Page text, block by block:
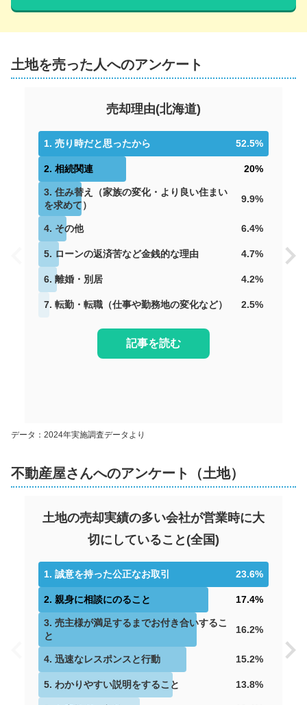
土地を売った人へのアンケート
売却理由(北海道)
1. 売り時だと思ったから 52.5%
2. 相続関連 20%
3. 住み替え（家族の変化・より良い住まい
を求めて）
9.9%
4. その他 6.4%
5. ローンの返済苦など金銭的な理由 4.7%
6. 離婚・別居 4.2%
7. 転勤・転職（仕事や勤務地の変化など） 2.5%
記事を読む
データ：2024年実施調査データより
不動産屋さんへのアンケート（土地）
土地の売却実績の多い会社が営業時に大
切にしていること (全国)
1. 誠意を持った公正なお取引 23.6%
2. 親身に相談にのること 17.4%
3. 売主様が満足するまでお付き合いするこ
と
16.2%
4. 迅速なレスポンスと行動 15.2%
5. わかりやすい説明をすること 13.8%